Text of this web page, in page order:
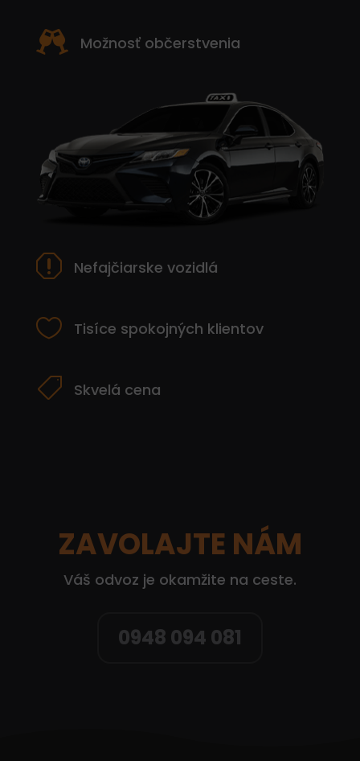
 Možnosť občerstvenia
q Nefajčiarske vozidlá
 Tisíce spokojných klientov
 Skvelá cena
ZAVOLAJTE NÁM
Váš odvoz je okamžite na ceste.
0948 094 081